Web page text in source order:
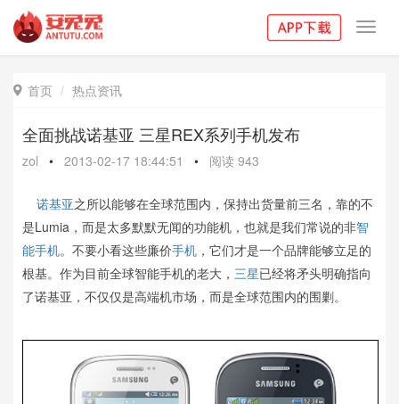
 首页 热点资讯
全面挑战诺基亚 三星REX系列手机发布
zol • 2013-02-17 18:44:51 • 阅读 943
诺基亚之所以能够在全球范围内，保持出货量前三名，靠的不
是Lumia，而是太多默默无闻的功能机，也就是我们常说的非智
能手机。不要小看这些廉价手机 ，它们才是一个品牌能够立足的
根基。作为目前全球智能手机的老大， 三星已经将矛头明确指向
了诺基亚，不仅仅是高端机市场，而是全球范围内的围剿。